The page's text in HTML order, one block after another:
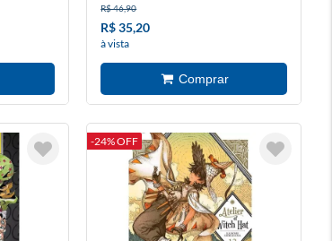
R$ 46,90
R$ 35,20
à vista
-24% OFF